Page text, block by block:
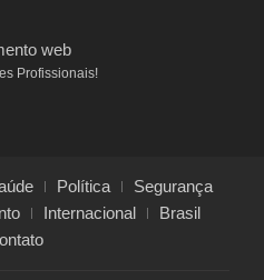
Profissionais!
Política
Segurança
Internacional
Brasil